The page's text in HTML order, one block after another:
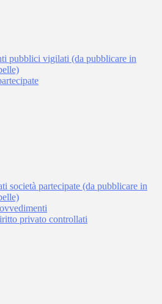
pubblici vigilati (da pubblicare in
società partecipate (da pubblicare in
privato controllati